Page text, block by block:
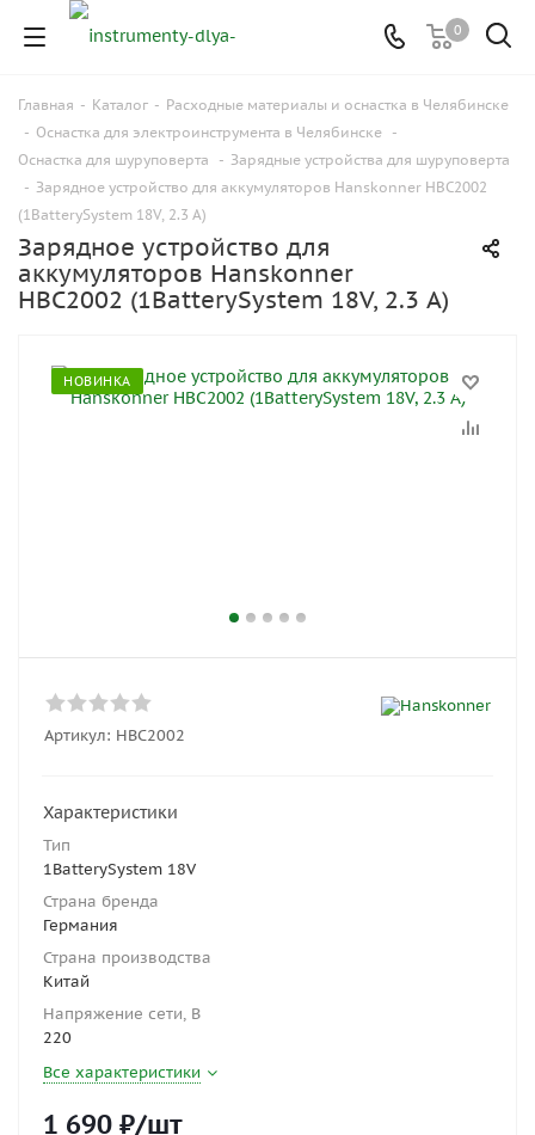
0
Главная - Каталог - Расходные материалы и оснастка в Челябинске
- Оснастка для электроинструмента в Челябинске -
Оснастка для шуруповерта
- Зарядные устройства для шуруповерта
- Зарядное устройство для аккумуляторов Hanskonner HBC2002
(1BatterySystem 18V, 2.3 А)
Зарядное устройство для
аккумуляторов Hanskonner
HBC2002 (1BatterySystem 18V, 2.3 А)
НОВИНКА
Артикул: HBC2002
Характеристики
Тип
1BatterySystem 18V
Страна бренда
Германия
Страна производства
Китай
Напряжение сети, В
220
Все характеристики
1 690 ₽/шт